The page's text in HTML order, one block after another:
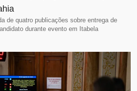
de quatro publicações sobre entrega de
durante evento em Itabela